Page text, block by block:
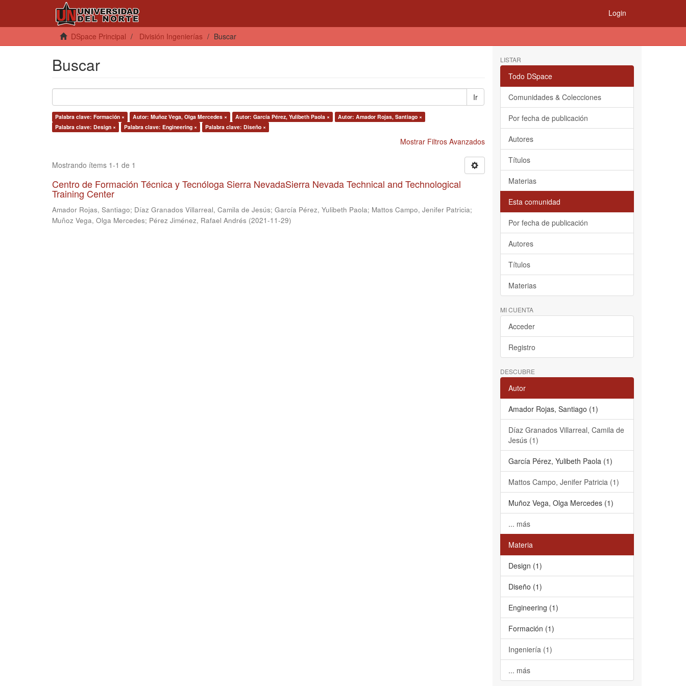
Login
DSpace Principal División Ingenierías Buscar
Buscar
Ir
Palabra clave: Formación × Autor: Muñoz Vega, Olga Mercedes × Autor: García Pérez, Yulibeth Paola ×
Autor: Amador Rojas, Santiago ×
Palabra clave: Design ×
Palabra clave: Engineering × Palabra clave: Diseño ×
Mostrar Filtros Avanzados
Mostrando ítems 1-1 de 1
Centro de Formación Técnica y Tecnóloga Sierra NevadaSierra Nevada Technical and Technological
Training Center
Amador Rojas, Santiago; Díaz Granados Villarreal, Camila de Jesús; García Pérez, Yulibeth Paola; Mattos Campo, Jenifer Patricia;
Muñoz Vega, Olga Mercedes; Pérez Jiménez, Rafael Andrés (2021-11-29)
LISTAR
Todo DSpace
Comunidades & Colecciones
Por fecha de publicación
Autores
Títulos
Materias
Esta comunidad
Por fecha de publicación
Autores
Títulos
Materias
MI CUENTA
Acceder
Registro
DESCUBRE
Autor
Amador Rojas, Santiago (1)
Díaz Granados Villarreal, Camila de
Jesús (1)
García Pérez, Yulibeth Paola (1)
Mattos Campo, Jenifer Patricia (1)
Muñoz Vega, Olga Mercedes (1)
... más
Materia
Design (1)
Diseño (1)
Engineering (1)
Formación (1)
Ingeniería (1)
... más